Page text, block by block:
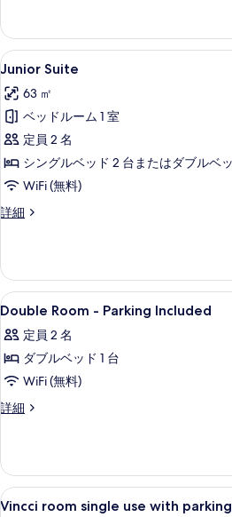
真
を
表
示
す
る
の
詳
細
Junior
Suite
の
す
べ
て
の
写
表
示
す
る
高級
11
Junior Suite
63 ㎡
ベッドルーム 1 室
定員 2 名
シングルベッド 2 台またはダブルベ
WiFi (無料)
詳細
Junior
細
Double
Room
-
Parking
Included
の
て
の
高級
1
Double Room - Parking Included
定員 2 名
ダブルベッド 1 台
WiFi (無料)
詳細
Double
Included
の
詳
Vincci
高級
5
Vincci room single use with parking